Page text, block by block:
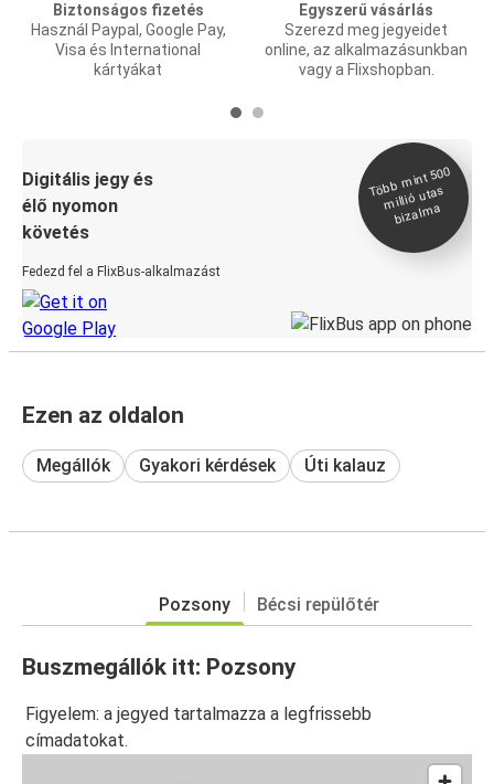
Biztonságos fizetés
Használ Paypal, Google Pay,
Visa és International
kártyákat
Egyszerű vásárlás
Szerezd meg jegyeidet
online, az alkalmazásunkban
vagy a Flixshopban.
Digitális jegy és
élő nyomon
követés
Fedezd fel a FlixBus-alkalmazást
Több
mint 500
millió utas
bizal
ma
Ezen az oldalon
Megállók Gyakori kérdések Úti kalauz
Pozsony Bécsi repülőtér
Buszmegállók itt: Pozsony
Figyelem: a jegyed tartalmazza a legfrissebb
címadatokat.